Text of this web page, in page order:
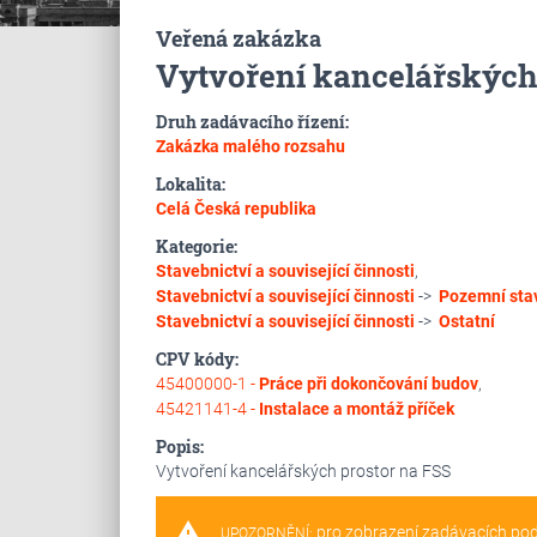
Veřená zakázka
Vytvoření kancelářských
Druh zadávacího řízení:
Zakázka malého rozsahu
Lokalita:
Celá Česká republika
Kategorie:
Stavebnictví a související činnosti,
Stavebnictví a související činnosti -> Pozemní
Stavebnictví a související činnosti -> Ostatní
CPV kódy:
45400000-1 -Práce při dokončování budov,
45421141-4 - Instalace a montáž příček
Popis:
Vytvoření kancelářských prostor na FSS
UPOZORNĚNÍ: pro zobrazení zadávacích